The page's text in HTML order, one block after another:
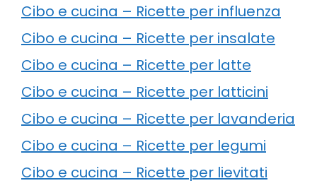
Cibo e cucina – Ricette per influenza
Cibo e cucina – Ricette per insalate
Cibo e cucina – Ricette per latte
Cibo e cucina – Ricette per latticini
Cibo e cucina – Ricette per lavanderia
Cibo e cucina – Ricette per legumi
Cibo e cucina – Ricette per lievitati